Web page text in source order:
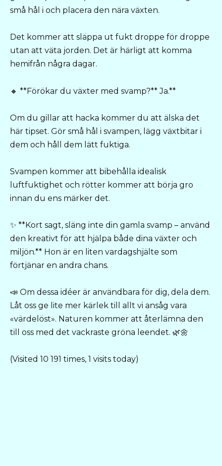
små hål i och placera den nära växten.
Det kommer att släppa ut fukt droppe för droppe
utan att väta jorden. Det är härligt att komma
hemifrån några dagar.
🔸 **Förökar du växter med svamp?** Ja.**
Om du gillar att hacka kommer du att älska det
här tipset. Gör små hål i svampen, lägg växtbitar i
dem och håll dem lätt fuktiga.
Svampen kommer att bibehålla idealisk
luftfuktighet och rötter kommer att börja gro
innan du ens märker det.
✨ **Kort sagt, släng inte din gamla svamp – använd
den kreativt för att hjälpa både dina växter och
miljön.** Hon är en liten vardagshjälte som
förtjänar en andra chans.
📣 Om dessa idéer är användbara för dig, dela dem.
Låt oss ge lite mer kärlek till allt vi ansåg vara
«värdelöst». Naturen kommer att återlämna den
till oss med det vackraste gröna leendet. 🌿🌼
(Visited 10 191 times, 1 visits today)